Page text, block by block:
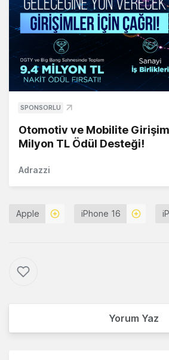
SPONSORLU
Otomotiv ve Mobilite
Milyon TL Ödül Desteği!
Adrazzi
Apple iPhone 16
Yorum Yaz